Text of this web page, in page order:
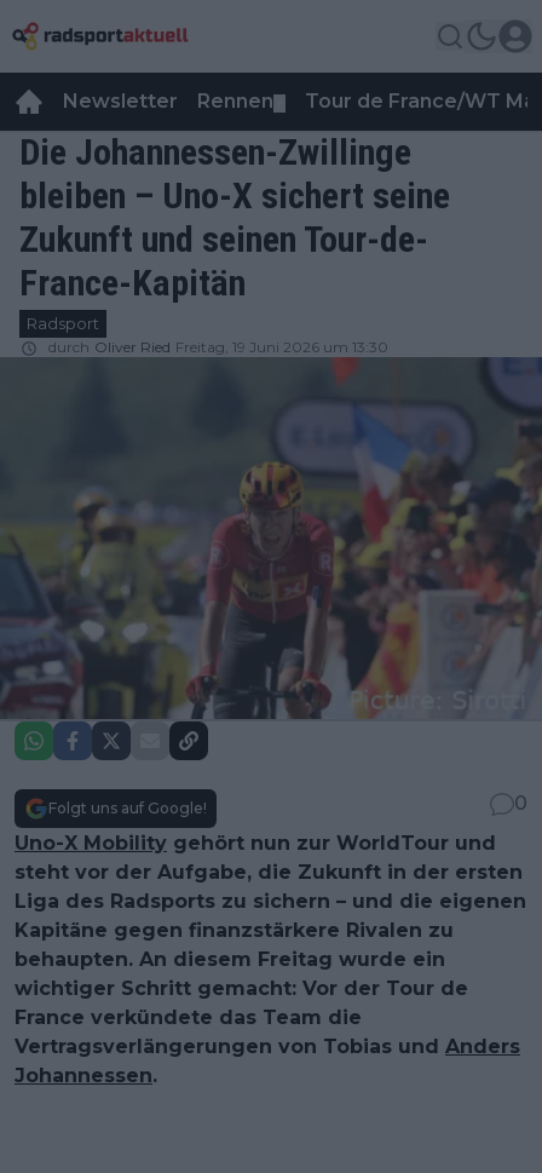
Newsletter Rennen Tour de France/WT
Die Johannessen-Zwillinge
bleiben – Uno-X sichert seine
Zukunft und seinen Tour-de-
France-Kapitän
Radsport
durch Oliver Ried Freitag, 19 Juni 2026 um 13:30
Folgt uns auf Google!
0
Uno-X Mobility gehört nun zur WorldTour und
steht vor der Aufgabe, die Zukunft in der ersten
Liga des Radsports zu sichern – und die eigenen
Kapitäne gegen finanzstärkere Rivalen zu
behaupten. An diesem Freitag wurde ein
wichtiger Schritt gemacht: Vor der Tour de
France verkündete das Team die
Vertragsverlängerungen von Tobias und Anders
Johannessen.